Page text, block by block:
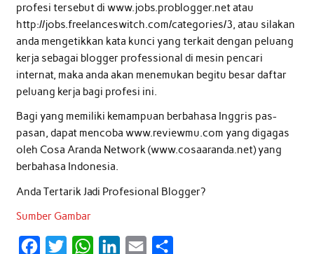
profesi tersebut di www.jobs.problogger.net atau
http://jobs.freelanceswitch.com/categories/3, atau silakan
anda mengetikkan kata kunci yang terkait dengan peluang
kerja sebagai blogger professional di mesin pencari
internat, maka anda akan menemukan begitu besar daftar
peluang kerja bagi profesi ini.
Bagi yang memiliki kemampuan berbahasa Inggris pas-
pasan, dapat mencoba www.reviewmu.com yang digagas
oleh Cosa Aranda Network (www.cosaaranda.net) yang
berbahasa Indonesia.
Anda Tertarik Jadi Profesional Blogger?
Sumber Gambar
W